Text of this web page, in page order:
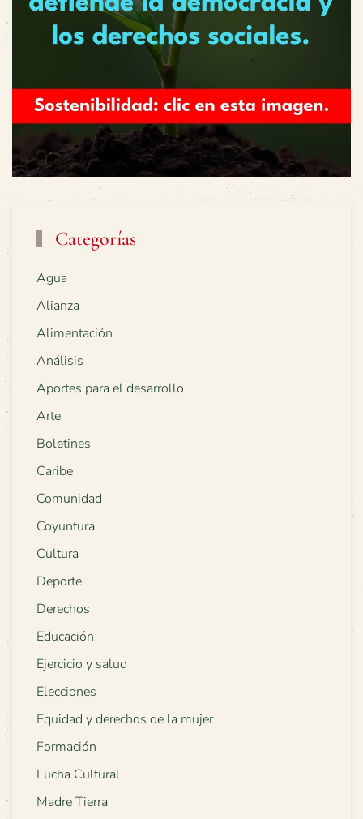
Categorías
Agua
Alianza
Alimentación
Análisis
Aportes para el desarrollo
Arte
Boletines
Caribe
Comunidad
Coyuntura
Cultura
Deporte
Derechos
Educación
Ejercicio y salud
Elecciones
Equidad y derechos de la mujer
Formación
Lucha Cultural
Madre Tierra